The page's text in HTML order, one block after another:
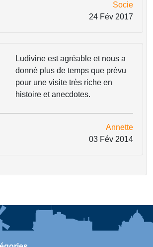
Socie
24 Fév 2017
Ludivine est agréable et nous a
donné plus de temps que prévu
pour une visite très riche en
histoire et anecdotes.
Annette
03 Fév 2014